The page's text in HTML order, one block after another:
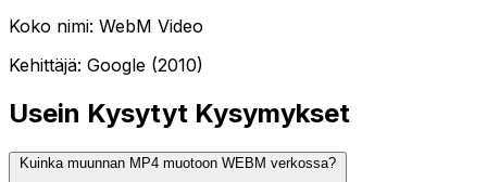
Koko nimi: WebM Video
Kehittäjä: Google (2010)
Usein Kysytyt Kysymykset
Kuinka muunnan MP4 muotoon WEBM verkossa?